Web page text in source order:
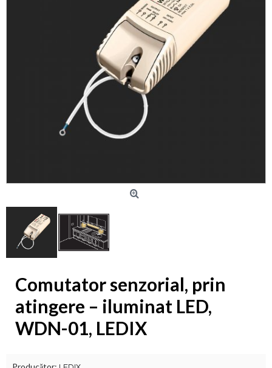
Comutator senzorial, prin
atingere – iluminat LED,
WDN-01, LEDIX